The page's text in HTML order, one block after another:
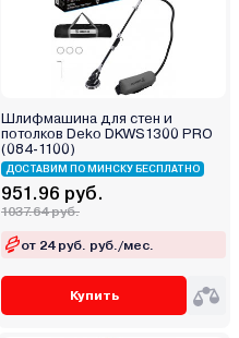
Шлифмашина для стен и
потолков Deko DKWS1300 PRO
(084-1100)
ДОСТАВИМ ПО МИНСКУ БЕСПЛАТНО
951.96 руб.
1037.64 руб.
от 24 руб. руб./мес.
Купить